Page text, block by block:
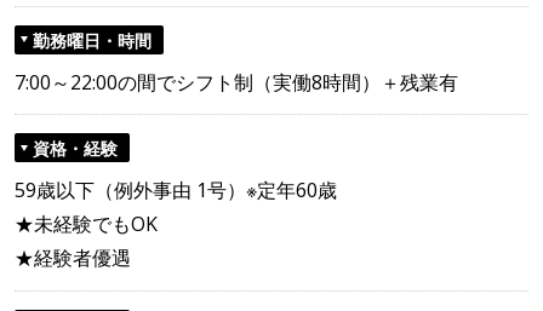
勤務曜日・時間
7:00～22:00の間でシフト制（実働8時間）＋残業有
資格・経験
59歳以下（例外事由 1号）※定年60歳
★未経験でもOK
★経験者優遇